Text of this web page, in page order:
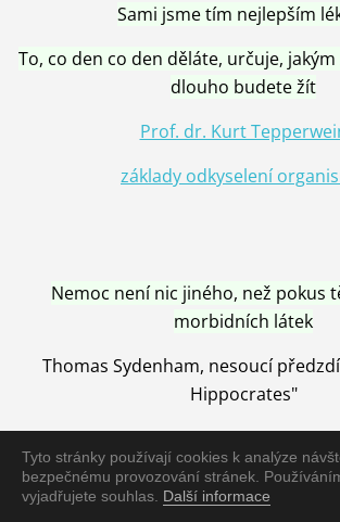
Tyto stránky používají cookies k analýze
bezpečnému provozování stránek.
vyjadřujete souhlas. Další informace
Sami jsme tím nejlepším
To, co den co den děláte, určuje,
dlouho budete žít
Prof. dr. Kurt
základy odkyselení
Nemoc není nic jiného, než pokus
morbidních látek
Thomas Sydenham, nesoucí
Hippocrates"
Nemoc je vyléčena jen pomocí